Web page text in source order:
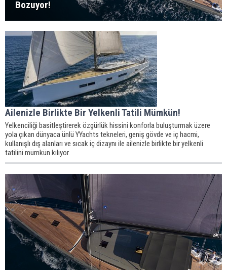
Bozuyor!
Ailenizle Birlikte Bir Yelkenli Tatili Mümkün!
Yelkenciliği basitleştirerek özgürlük hissini konforla buluşturmak üzere
yola çıkan dünyaca ünlü YYachts tekneleri, geniş gövde ve iç hacmi,
kullanışlı dış alanları ve sıcak iç dizaynı ile ailenizle birlikte bir yelkenli
tatilini mümkün kılıyor.